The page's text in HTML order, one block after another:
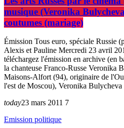
musique (Veronika
coutumes (mariage)
Émission Tous euro, spéciale Russie
Alexis et Pauline Mercredi 23 avril
téléchargez l'émission en archive (en
la chanteuse Franco-Russe Veronika
Maisons-Alfort (94), originaire de
l'est de Moscou), Veronika
today23 mars 2011 7
Emission politique